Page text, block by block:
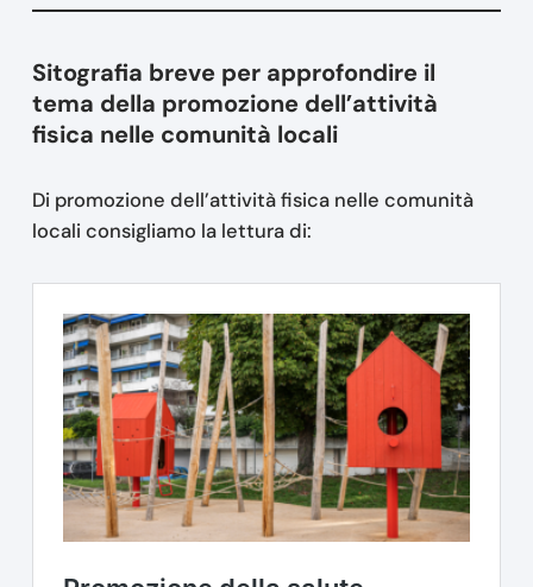
Sitografia breve per approfondire il
tema della promozione dell’attività
fisica nelle comunità locali
Di promozione dell’attività fisica nelle comunità
locali consigliamo la lettura di: